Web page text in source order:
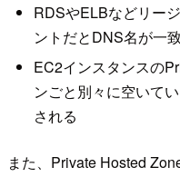
RDSやELBなどリー
ントだとDNS名が一
EC2インスタンスの
ンごと別々に空いて
される
また、Private Hosted